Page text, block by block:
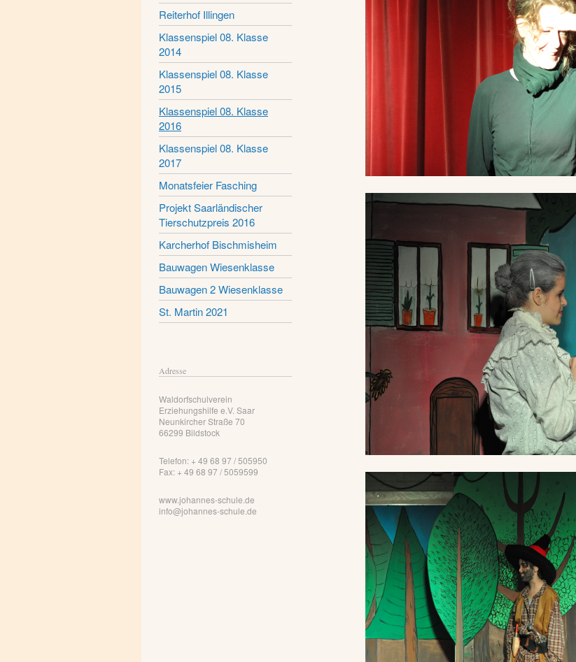
Reiterhof Illingen
Klassenspiel 08. Klasse
2014
Klassenspiel 08. Klasse
2015
Klassenspiel 08. Klasse
2016
Klassenspiel 08. Klasse
2017
Monatsfeier Fasching
Projekt Saarländischer
Tierschutzpreis 2016
Karcherhof Bischmisheim
Bauwagen Wiesenklasse
Bauwagen 2 Wiesenklasse
St. Martin 2021
Adresse
Waldorfschulverein
Erziehungshilfe e.V. Saar
Neunkircher Straße 70
66299 Bildstock
Telefon: + 49 68 97 / 505950
Fax: + 49 68 97 / 5059599
www.johannes-schule.de
info@johannes-schule.de